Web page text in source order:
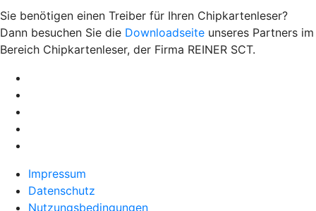
Sie benötigen einen Treiber für Ihren Chipkartenleser?
Dann besuchen Sie die Downloadseite unseres Partners im
Bereich Chipkartenleser, der Firma REINER SCT.
Impressum
Datenschutz
Nutzungsbedingungen